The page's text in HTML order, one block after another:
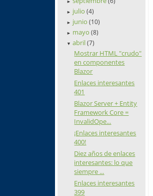
►
► julio(4)
► junio(10)
► mayo(8)
▼ abril(7)
Mostrar HTML "crudo"
en componentes
Blazor
Enlaces interesantes
401
Blazor Server + Entity
Framework Core =
InvalidOpe...
¡Enlaces interesantes
400!
Diez años de enlaces
interesantes: lo que
siempre ...
Enlaces interesantes
399